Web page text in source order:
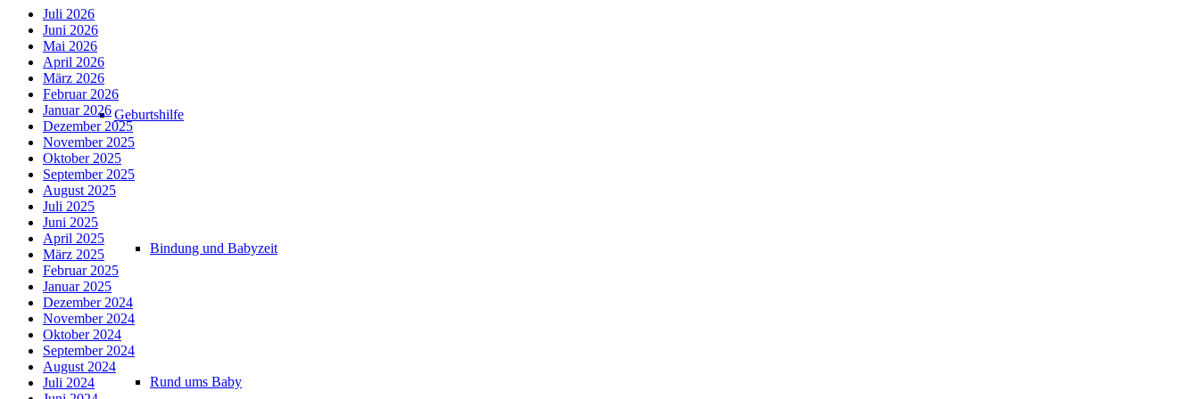
Geburtshilfe
Bindung und Babyzeit
Rund ums Baby
Juli 2026
Juni 2026
Mai 2026
April 2026
März 2026
Februar 2026
Januar 2026
Dezember 2025
November 2025
Oktober 2025
September 2025
August 2025
Juli 2025
Juni 2025
April 2025
März 2025
Februar 2025
Januar 2025
Dezember 2024
November 2024
Oktober 2024
September 2024
August 2024
Juli 2024